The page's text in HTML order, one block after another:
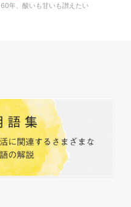
60年、酸いも甘いも讃えたい